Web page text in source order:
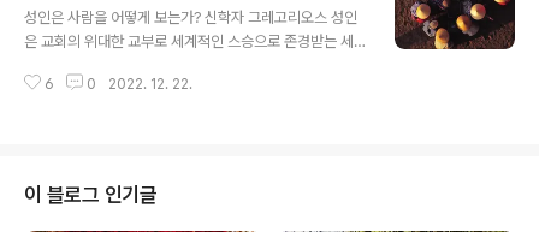
어려운 여건 속에서도 다음 세상을 준비하기 위해 세례를
받을 것을 사람들에게 역설하였다. 교회는 그분을 주님의
아들임을 굳게 믿고 주님을 위해 미리 가실 길을 예비하였
성인은 사람을 어떻게 보는가? 신학자 그레고리오스 성인
은 교회의 위대한 교부로 세계적인 스승으로 존경받는 세
이 성인은 4세기의 분이시다. 그는 성 대 바실리오스의 친
은 집에서 학교로 가는 길이었고 다른 한 길은 집에서 성당
으로 가는 길이었다고 한다. 그들이 아테네에서 일반 학문
6 0 2022. 12. 22.
이 블로그 인기글